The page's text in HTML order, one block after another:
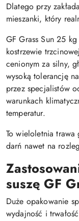
Dlatego przy
mieszanki, który
GF Grass Sun 25
kostrzewie
cenionym za silny,
wysoką tolerancję
przez specjalistów
warunkach
temperatur.
To wieloletnia
darń nawet na
suszę GF
Duże opakowanie
wydajność i